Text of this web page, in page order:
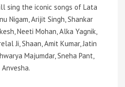
sing the iconic songs of Lata
Nigam, Arijit Singh, Shankar
Neeti Mohan, Alka Yagnik,
Ji, Shaan, Amit Kumar, Jatin
Majumdar, Sneha Pant,
Anvesha.